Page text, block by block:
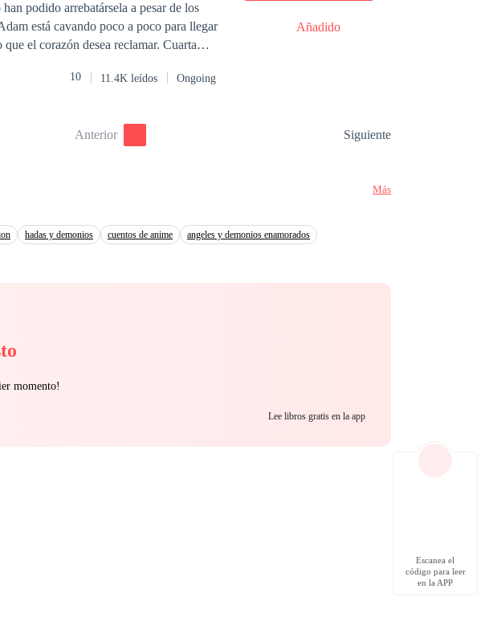
podido arrebatársela a pesar de los
está cavando poco a poco para llegar
corazón desea reclamar. Cuarta
10 11.4K leídos Ongoing
Añadido
Anterior Siguiente
Más
hadas y demonios cuentos de anime
angeles y demonios enamorados
momento!
Lee libros gratis en la app
Escanea el
código para leer
en la APP